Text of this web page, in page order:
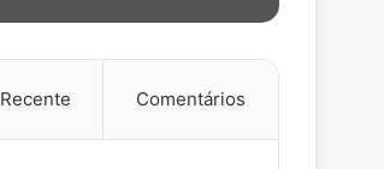
Recente Comentários